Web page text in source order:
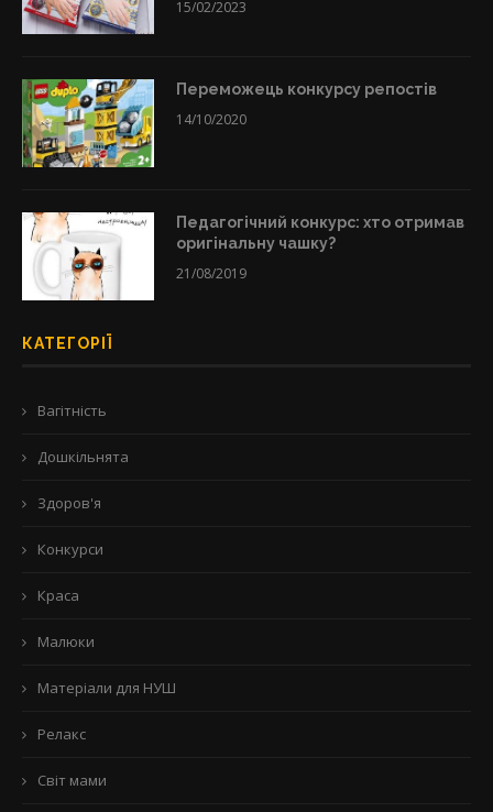
15/02/2023
Переможець конкурсу репостів
14/10/2020
Педагогічний конкурс: хто отримав
оригінальну чашку?
21/08/2019
КАТЕГОРІЇ
Вагітність
Дошкільнята
Здоров'я
Конкурси
Краса
Малюки
Матеріали для НУШ
Релакс
Світ мами